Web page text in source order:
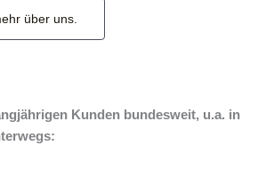
über uns.
Kunden bundesweit, u.a. in